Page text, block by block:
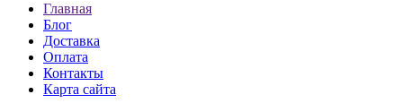
Главная
Блог
Доставка
Оплата
Контакты
Карта сайта